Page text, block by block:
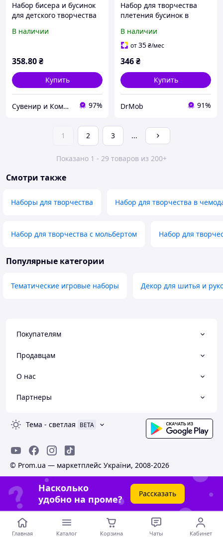
Набор бисера и бусинок
для детского творчества
В наличии
358.80₴
Купить
Сувенир и Компания 97%
Набор для творчества
плетения бусинок в
фигурными бусинами для
детей от 5 лет
В наличии
от35₴/мес
346₴
Купить
DrMob 91%
1 2 3 ...
Показано 1 - 29 товаров из 200+
Смотри также
Наборы для творчества Набор для творчества в
Набор для творчества с мольбертом Набор для
Популярные категории
Тематические игровые наборы Декор для шитья и
Покупателям
Продавцам
О нас
Партнеры
Тема - светлая BETA
© Prom.ua — маркетплейс України, 2008-2026
Насколько
удобно на проме?
Рассказать
Главная Каталог Корзина Чаты Кабинет